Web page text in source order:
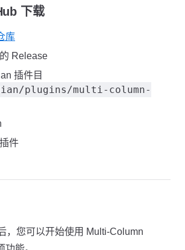
下载
库
Release
插件目
plugins/multi-column-
件
，您可以开始使用 Multi-Column